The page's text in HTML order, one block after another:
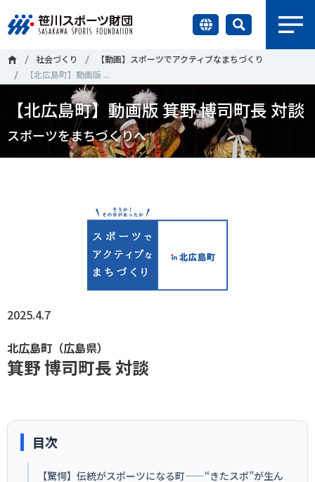
財団情報
研究員紹介
調査・研究
国際情報
知る学ぶ
メールマガジン
アクセス
＃誰が子どものスポーツをささえるのか ＃部活動
＃アクティブなまちづくり ＃日本人の身体活動と健康寿命
＃差別とダイバーシティ
調査・研究
スポーツライフ・データ
スポーツ白書
政策提言
スポーツ・ガバナンス
スポーツボランティア
社会づくり
【動画】スポーツでアクティブなまちづくり
【北広島町】動画版 ...
【北広島町】動画版 箕野 博司町長 対談
スポーツをまちづくりへ
2025.4.7
北広島町（広島県）
箕野 博司町長 対談
目次
【驚愕】伝統がスポーツになる町——“きたスポ”が生ん